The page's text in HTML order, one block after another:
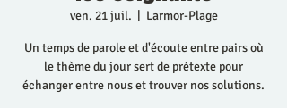
ven. 21 juil. Larmor-Plage
Un temps de parole et d'écoute entre pairs où
le thème du jour sert de prétexte pour
échanger entre nous et trouver nos solutions.